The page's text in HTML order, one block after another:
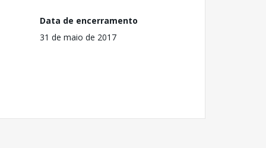
Data de encerramento
31 de maio de 2017